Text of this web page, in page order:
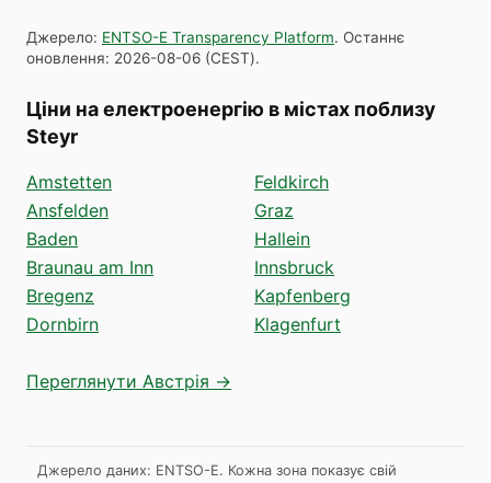
Джерело: ENTSO-E Transparency Platform. Останнє
оновлення: 2026-08-06 (CEST).
Ціни на електроенергію в містах поблизу
Steyr
Amstetten
Ansfelden
Baden
Braunau am Inn
Bregenz
Dornbirn
Feldkirch
Graz
Hallein
Innsbruck
Kapfenberg
Klagenfurt
Переглянути Австрія →
Джерело даних: ENTSO-E. Кожна зона показує свій